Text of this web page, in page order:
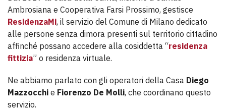
Ambrosiana e Cooperativa Farsi Prossimo, gestisce
ResidenzaMi, il servizio del Comune di Milano dedicato
alle persone senza dimora presenti sul territorio cittadino
affinché possano accedere alla cosiddetta “residenza
fittizia” o residenza virtuale.
Ne abbiamo parlato con gli operatori della Casa Diego
Mazzocchi e Fiorenzo De Molli, che coordinano questo
servizio.